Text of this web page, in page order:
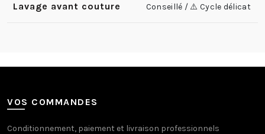
Lavage avant couture Conseillé / ⚠️ Cycle délicat
VOS COMMANDES
Conditionnement, paiement et livraison professionnels